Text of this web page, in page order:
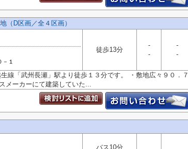
（D区画／全４区画）
－１
徒歩13分
-
-
-
-
線「武州長瀬」駅より徒歩１３分です。 ・敷地広々９０．７
メーカーにて建築していた...
バス10分